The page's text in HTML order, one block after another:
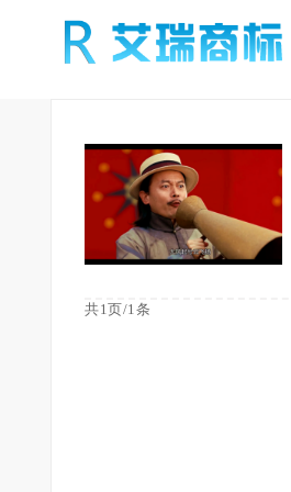
共1页/1条